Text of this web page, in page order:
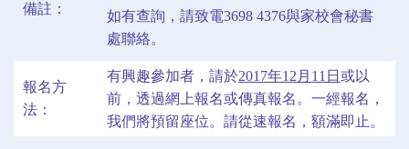
備註：
如有查詢，請致電3698 4376與家校會秘書
處聯絡。
報名方
法：
有興趣參加者，請於2017年12 月11 日 或以
前，透過網上報名或傳真報名。一經報名，
我們將預留座位。請從速報名，額滿即止。